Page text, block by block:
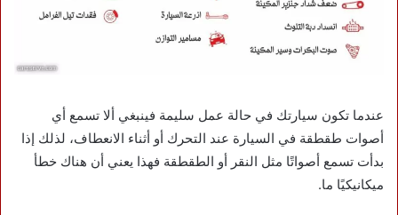
عندما تكون سيارتك في حالة عمل سليمة فينبغي ألا تسمع أي
أصوات طقطقة في السيارة عند التحرك أو أثناء الانعطاف، لذلك إذا
بدأت تسمع أصواتًا مثل النقر أو الطقطقة فهذا يعني أن هناك خطأ
ميكانيكيًا ما.